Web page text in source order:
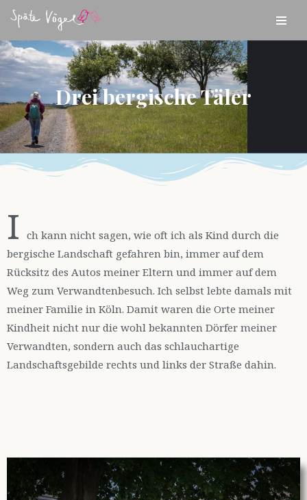
Zum
Inhalt
springen
Drei bergische Täler
I ch kann nicht sagen, wie oft ich als Kind durch die
bergische Landschaft gefahren bin, immer auf dem
Rücksitz des Autos meiner Eltern und immer auf dem
Weg zum Verwandtenbesuch. Ich selbst lebte damals mit
meiner Familie in Köln. Damit waren die Orte meiner
Kindheit nicht nur die wohl bekannten Dörfer meiner
Verwandten, sondern auch das schlauchartige
Landschaftsgebilde rechts und links der Straße dahin.